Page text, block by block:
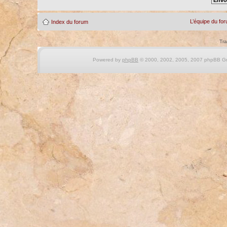
Index du forum L’équipe du
Powered by phpBB © 2000, 2002, 2005, 2007 phpBB